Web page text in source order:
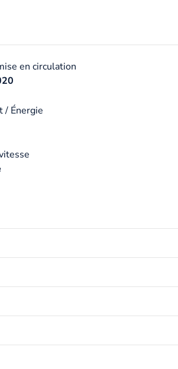
en circulation
/ Énergie